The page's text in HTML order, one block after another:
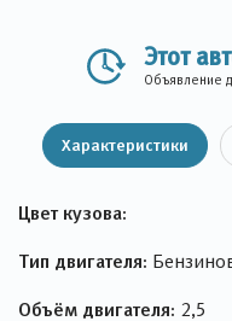
Этот
Объявление
Характеристики
Цвет кузова:
Тип двигателя:
Объём двигателя: 2,5